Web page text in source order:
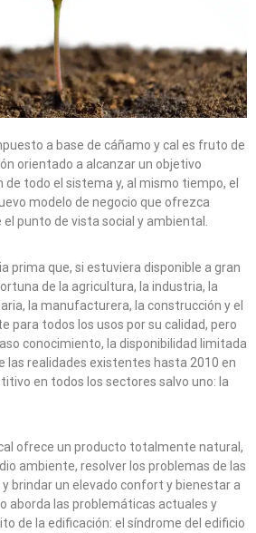
a base de cáñamo y cal es fruto de
orientado a alcanzar un objetivo
de todo el sistema y, al mismo tiempo, el
modelo de negocio que ofrezca
punto de vista social y ambiental.
prima que, si estuviera disponible a gran
de la agricultura, la industria, la
la manufacturera, la construcción y el
para todos los usos por su calidad, pero
conocimiento, la disponibilidad limitada
las realidades existentes hasta 2010 en
en todos los sectores salvo uno: la
ofrece un producto totalmente natural,
ambiente, resolver los problemas de las
brindar un elevado confort y bienestar a
aborda las problemáticas actuales y
de la edificación: el síndrome del edificio